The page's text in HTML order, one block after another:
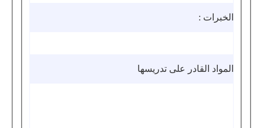
الخبرات :
المواد القادر على تدريسها